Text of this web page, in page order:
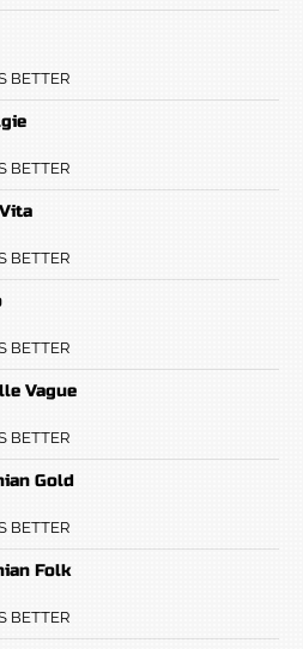
BETTER
BETTER
BETTER
BETTER
Vague
BETTER
Gold
BETTER
Folk
BETTER